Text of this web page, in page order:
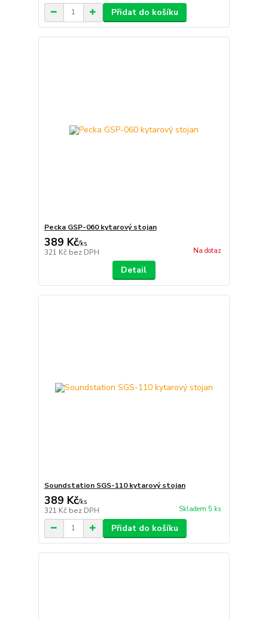
Přidat do košíku
Pecka GSP-060 kytarový stojan
389 Kč/ks
321 Kč bez DPH Na dotaz
Detail
Soundstation SGS-110 kytarový stojan
389 Kč/ks
321 Kč bez DPH Skladem 5 ks
Přidat do košíku